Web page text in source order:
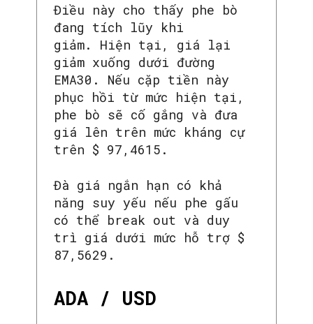
Điều này cho thấy phe bò
đang tích lũy khi
giảm. Hiện tại, giá lại
giảm xuống dưới đường
EMA30. Nếu cặp tiền này
phục hồi từ mức hiện tại,
phe bò sẽ cố gắng và đưa
giá lên trên mức kháng cự
trên $ 97,4615.
Đà giá ngắn hạn có khả
năng suy yếu nếu phe gấu
có thể break out và duy
trì giá dưới mức hỗ trợ $
87,5629.
ADA / USD